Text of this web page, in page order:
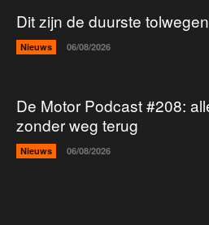
Dit zijn de duurste
Nieuws 06/08/2026
De Motor Podcast #208:
zonder weg terug
Nieuws 06/08/2026